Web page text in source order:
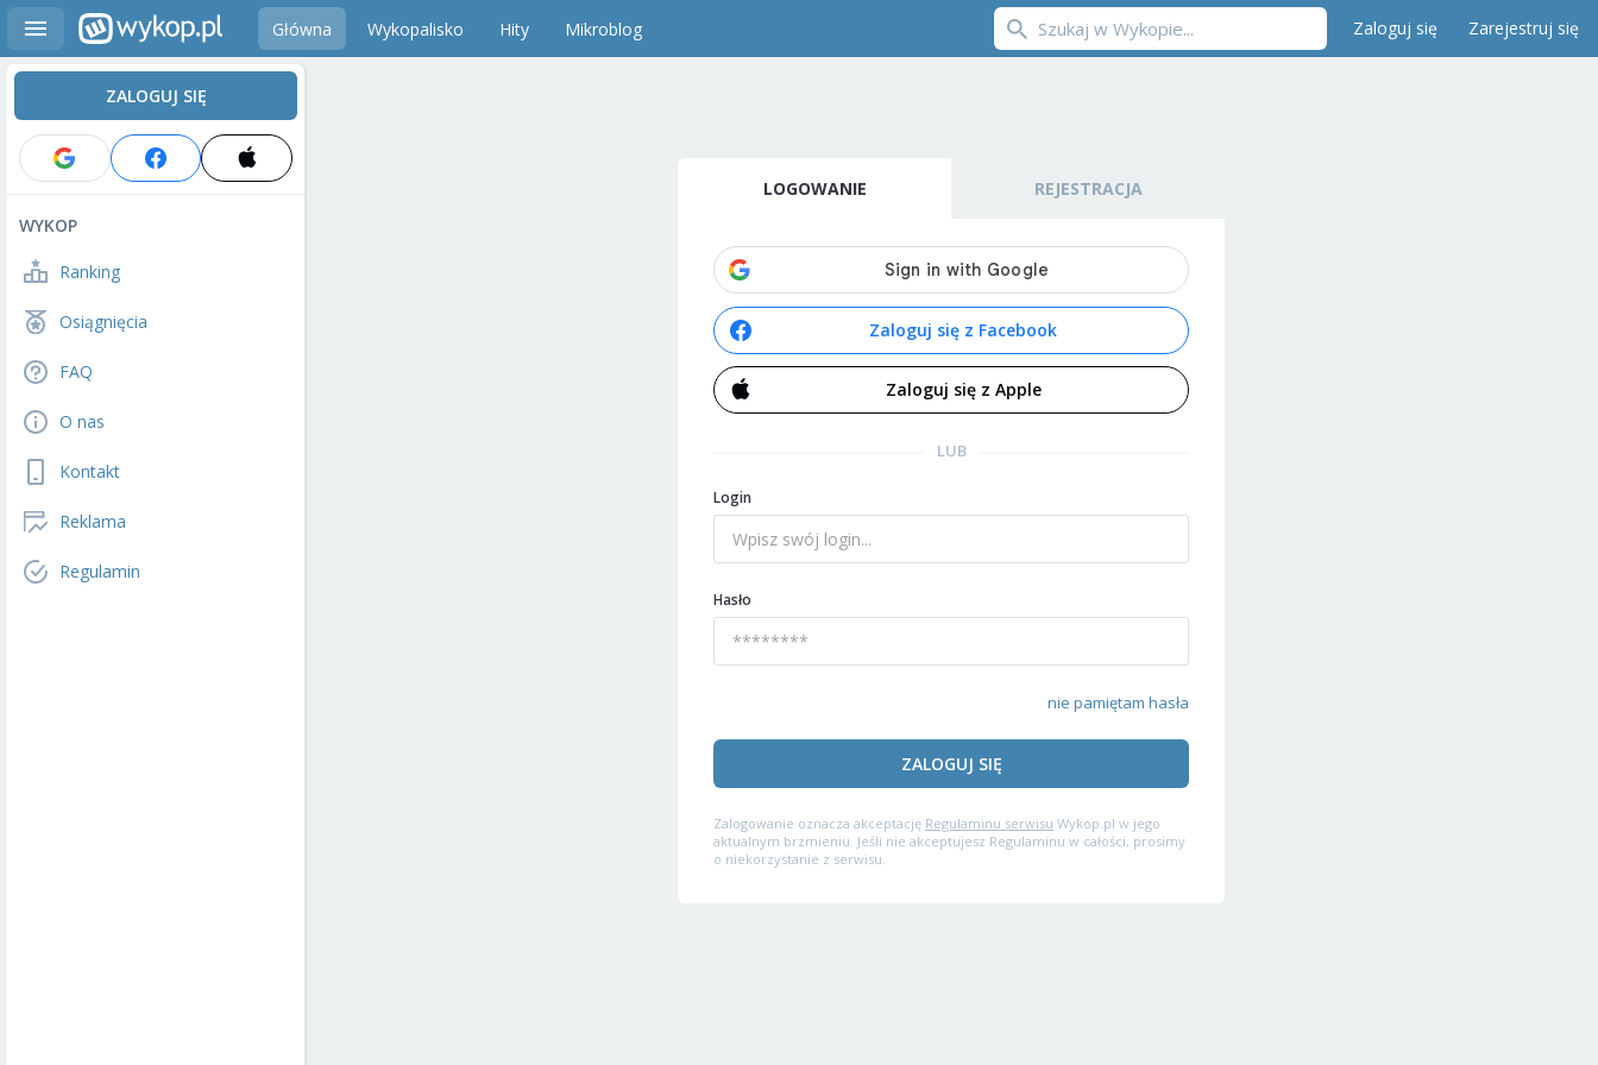
Główna Wykopalisko Hity Mikroblog Zaloguj się Zarejestruj się
ZALOGUJ SIĘ
WYKOP
Ranking
Osiągnięcia
FAQ
O nas
Kontakt
Reklama
Regulamin
LOGOWANIE REJESTRACJA
Zaloguj się z Facebook
Zaloguj się z Apple
LUB
Login
Hasło
nie pamiętam hasła
ZALOGUJ SIĘ
Zalogowanie oznacza akceptację Regulaminu serwisu Wykop.pl w jego
aktualnym brzmieniu. Jeśli nie akceptujesz Regulaminu w całości, prosimy
o niekorzystanie z serwisu.